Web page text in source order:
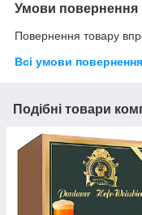
Умови повернення
Повернення товару
Всі умови повернення
Подібні товари